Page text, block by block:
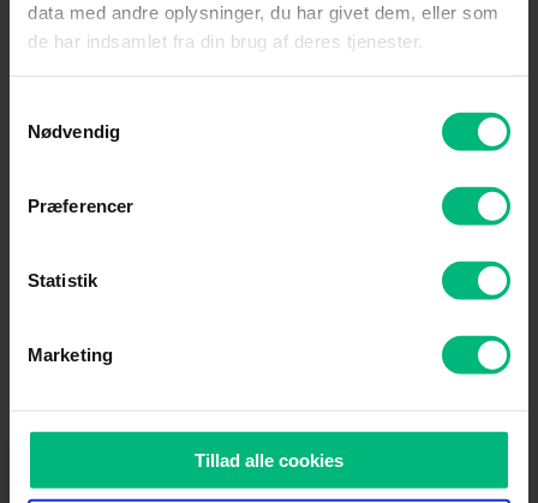
data med andre oplysninger, du har givet dem, eller som
de har indsamlet fra din brug af deres tjenester.
Nødvendig
Præferencer
Statistik
Marketing
Tillad alle cookies
Eventuelle kommentarer til din opgradering